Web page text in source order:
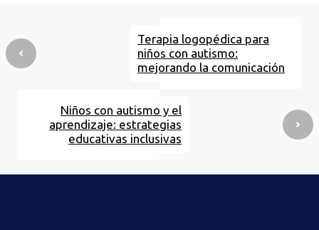
Terapia logopédica para
niños con autismo:
mejorando la comunicación
Niños con autismo y el
aprendizaje: estrategias
educativas inclusivas